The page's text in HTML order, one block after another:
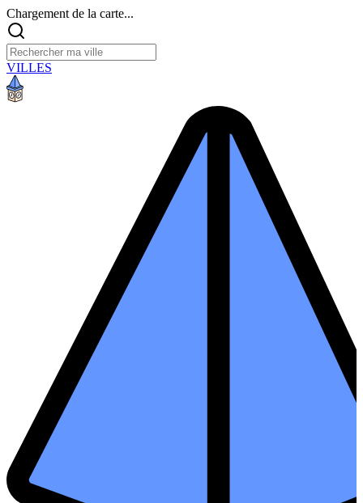
Chargement de la carte...
VILLES